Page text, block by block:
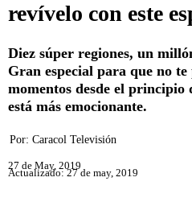
revívelo con este
Diez súper regiones, un
Gran especial para que no
momentos desde el principio
está más emocionante.
Por: Caracol Televisión
27 de May, 2019
Actualizado: 27 de may, 2019